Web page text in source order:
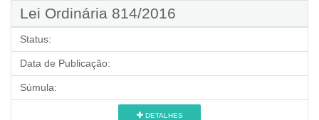
Lei Ordinária 814/2016
Status:
Data de Publicação:
Súmula:
DETALHES